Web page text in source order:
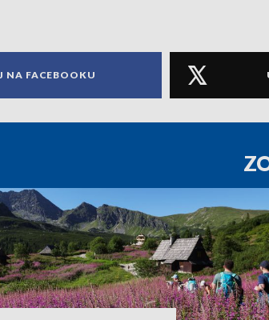
NA FACEBOOKU